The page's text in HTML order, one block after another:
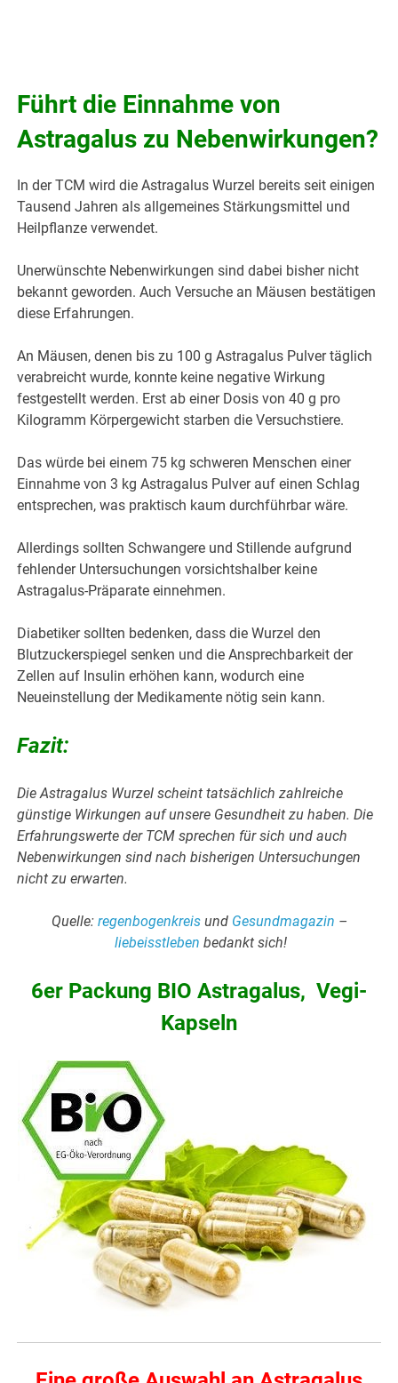
Führt die Einnahme von
Astragalus zu Nebenwirkungen?
In der TCM wird die Astragalus Wurzel bereits seit einigen
Tausend Jahren als allgemeines Stärkungsmittel und
Heilpflanze verwendet.
Unerwünschte Nebenwirkungen sind dabei bisher nicht
bekannt geworden. Auch Versuche an Mäusen bestätigen
diese Erfahrungen.
An Mäusen, denen bis zu 100 g Astragalus Pulver täglich
verabreicht wurde, konnte keine negative Wirkung
festgestellt werden. Erst ab einer Dosis von 40 g pro
Kilogramm Körpergewicht starben die Versuchstiere.
Das würde bei einem 75 kg schweren Menschen einer
Einnahme von 3 kg Astragalus Pulver auf einen Schlag
entsprechen, was praktisch kaum durchführbar wäre.
Allerdings sollten Schwangere und Stillende aufgrund
fehlender Untersuchungen vorsichtshalber keine
Astragalus-Präparate einnehmen.
Diabetiker sollten bedenken, dass die Wurzel den
Blutzuckerspiegel senken und die Ansprechbarkeit der
Zellen auf Insulin erhöhen kann, wodurch eine
Neueinstellung der Medikamente nötig sein kann.
Fazit:
Die Astragalus Wurzel scheint tatsächlich zahlreiche
günstige Wirkungen auf unsere Gesundheit zu haben. Die
Erfahrungswerte der TCM sprechen für sich und auch
Nebenwirkungen sind nach bisherigen Untersuchungen
nicht zu erwarten.
Quelle: regenbogenkreis undGesundmagazin –
liebeisstleben bedankt sich!
6er Packung BIO Astragalus, Vegi-
Kapseln